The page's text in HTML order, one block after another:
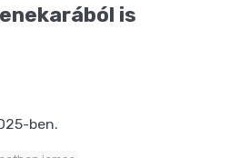
is
ben.